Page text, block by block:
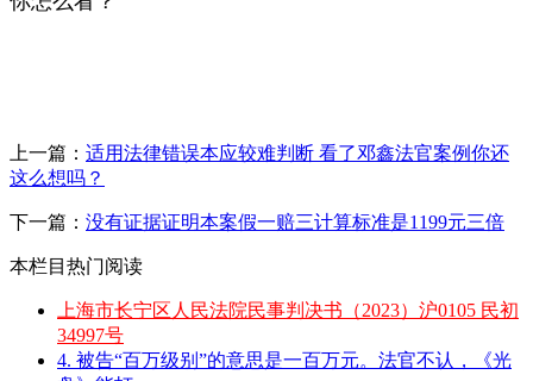
上一篇： 适用法律错误本应较难判断 看了邓鑫法官案例你还
这么想吗？
下一篇： 没有证据证明本案假一赔三计算标准是1199元三倍
本栏目热门阅读
上海市长宁区人民法院民事判决书（2023）沪0105 民初
34997号
4. 被告“百万级别”的意思是一百万元。法官不认，《光